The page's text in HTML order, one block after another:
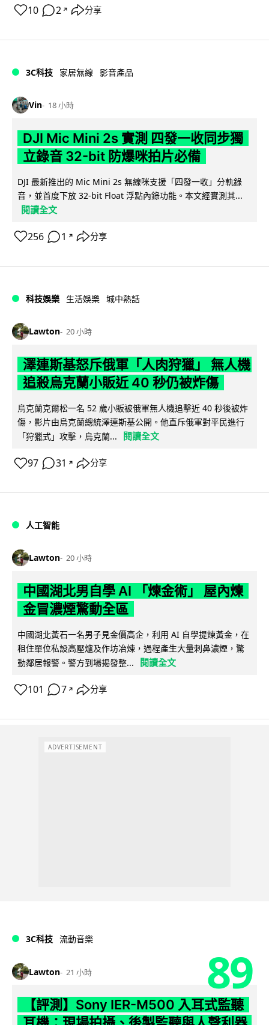
10 2 ↗ 分享
3C科技 家居無線 影音產品
Vin 18 小時
DJI Mic Mini 2s 實測 四發一收同步獨
立錄音 32-bit 防爆咪拍片必備
DJI 最新推出的 Mic Mini 2s 無線咪支援「四發一收」分軌錄
音，並首度下放 32-bit Float 浮點內錄功能。本文經實測其...
閱讀全文
256 1 ↗ 分享
科技娛樂 生活娛樂 城中熱話
Lawton 20 小時
澤連斯基怒斥俄軍「人肉狩獵」 無人機
追殺烏克蘭小販近 40 秒仍被炸傷
烏克蘭克爾松一名 52 歲小販被俄軍無人機追擊近 40 秒後被炸
傷，影片由烏克蘭總統澤連斯基公開。他直斥俄軍對平民進行
「狩獵式」攻擊，烏克蘭...
閱讀全文
97 31 ↗ 分享
人工智能
Lawton 20 小時
中國湖北男自學 AI 「煉金術」 屋內煉
金冒濃煙驚動全區
中國湖北黃石一名男子見金價高企，利用 AI 自學提煉黃金，在
租住單位私設高壓爐及作坊冶煉，過程產生大量刺鼻濃煙，驚
動鄰居報警。警方到場揭發整...
閱讀全文
101 7 ↗ 分享
ADVERTISEMENT
3C科技 流動音樂
Lawton 21 小時 89
【評測】Sony IER-M500 入耳式監聽